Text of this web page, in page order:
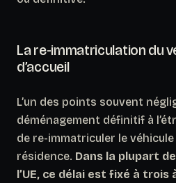
La re-immatriculation du
d’accueil
L’un des points souvent
déménagement définitif à
de re-immatriculer le
résidence. Dans la plupart
l’UE, ce délai est fixé à trois